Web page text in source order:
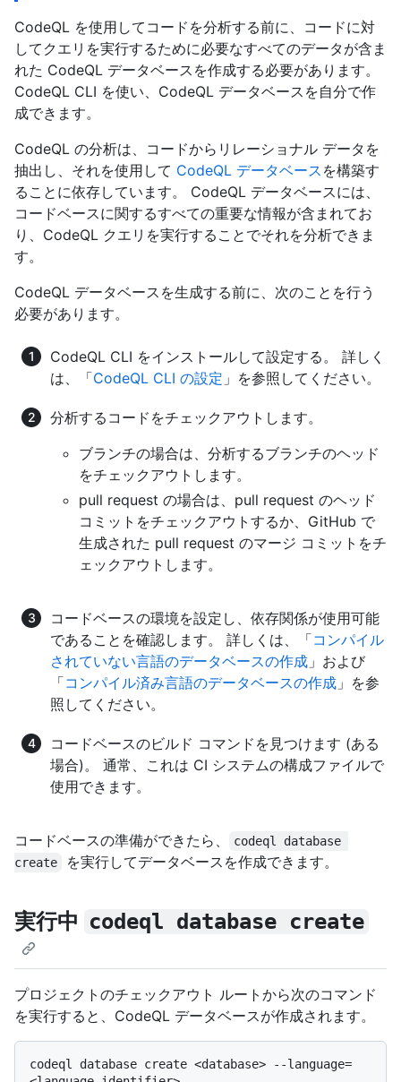
CodeQL を使用してコードを分析する前に、コードに対
してクエリを実行するために必要なすべてのデータが含ま
れた CodeQL データベースを作成する必要があります。
CodeQL CLI を使い、CodeQL データベースを自分で作
成できます。
CodeQL の分析は、コードからリレーショナル データを
抽出し、それを使用して CodeQL データベース を構築す
ることに依存しています。 CodeQL データベースには、
コードベースに関するすべての重要な情報が含まれてお
り、CodeQL クエリを実行することでそれを分析できま
す。
CodeQL データベースを生成する前に、次のことを行う
必要があります。
CodeQL CLI をインストールして設定する。 詳しく
は、「CodeQL CLI の設定 」を参照してください。
分析するコードをチェックアウトします。
ブランチの場合は、分析するブランチのヘッド
をチェックアウトします。
pull request の場合は、pull request のヘッド
コミットをチェックアウトするか、GitHub で
生成された pull request のマージ コミットをチ
ェックアウトします。
コードベースの環境を設定し、依存関係が使用可能
であることを確認します。 詳しくは、「コンパイル
されていない言語のデータベースの作成 」および
「コンパイル済み言語のデータベースの作成 」を参
照してください。
コードベースのビルド コマンドを見つけます (ある
場合)。 通常、これは CI システムの構成ファイルで
使用できます。
コードベースの準備ができたら、
codeql database
create
を実行してデータベースを作成できます。
実行中 codeql database create
プロジェクトのチェックアウト ルートから次のコマンド
を実行すると、CodeQL データベースが作成されます。
codeql database create <database> --language=